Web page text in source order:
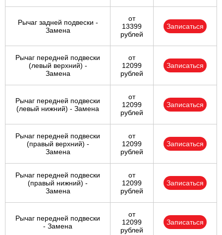
Рычаг задней подвески -
Замена
от
13399
рублей
Записаться
Рычаг передней подвески
(левый верхний) -
Замена
от
12099
рублей
Записаться
Рычаг передней подвески
(левый нижний) - Замена
от
12099
рублей
Записаться
Рычаг передней подвески
(правый верхний) -
Замена
от
12099
рублей
Записаться
Рычаг передней подвески
(правый нижний) -
Замена
от
12099
рублей
Записаться
Рычаг передней подвески
- Замена
от
12099
рублей
Записаться